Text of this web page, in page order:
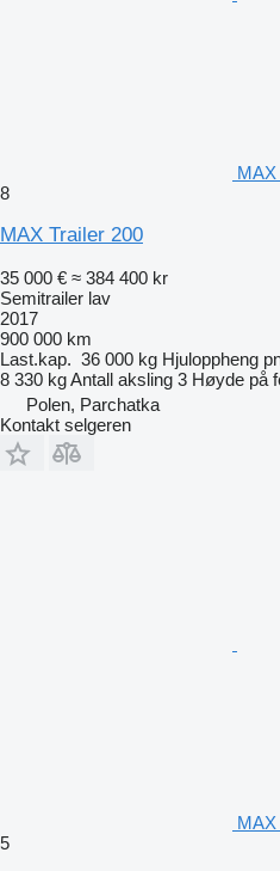
MAX
8
MAX Trailer 200
35 000 € ≈ 384 400 kr
Semitrailer lav
2017
900 000 km
Last.kap. 36 000 kg Hjuloppheng
8 330 kgAntall aksling 3 Høyde på
Polen, Parchatka
Kontakt selgeren
MAX
5